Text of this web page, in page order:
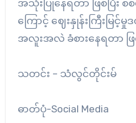
အသုံးပြုနေရတာ ဖြစ်ပြီး
ကြောင့် ဈေးနှုန်းကြီးမြ
အလူးအလဲ ခံစားနေရတာ ဖ
သတင်း – သံလွင်တိုင်းမ်
ဓာတ်ပုံ-Social Media